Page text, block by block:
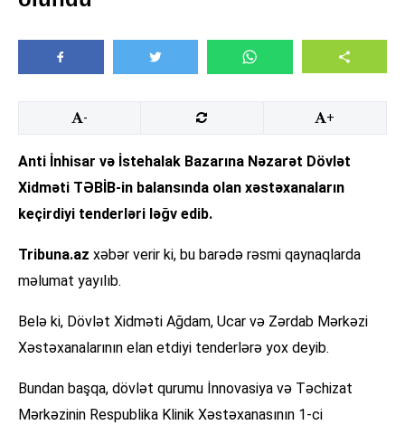
- +
Anti İnhisar və İstehalak Bazarına Nəzarət Dövlət
Xidməti TƏBİB-in balansında olan xəstəxanaların
keçirdiyi tenderləri ləğv edib.
Tribuna.az xəbər verir ki, bu barədə rəsmi qaynaqlarda
məlumat yayılıb.
Belə ki, Dövlət Xidməti Ağdam, Ucar və Zərdab Mərkəzi
Xəstəxanalarının elan etdiyi tenderlərə yox deyib.
Bundan başqa, dövlət qurumu İnnovasiya və Təchizat
Mərkəzinin Respublika Klinik Xəstəxanasının 1-ci